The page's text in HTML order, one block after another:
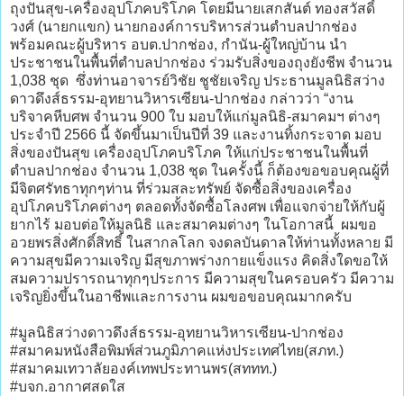
ถุงปันสุข-เครื่องอุปโภคบริโภค โดยมีนายเสกสันต์ ทองสวัสดิ์
วงศ์ (นายกแขก) นายกองค์การบริหารส่วนตำบลปากช่อง
พร้อมคณะผู้บริหาร อบต.ปากช่อง, กำนัน-ผู้ใหญ่บ้าน นำ
ประชาชนในพื้นที่ตำบลปากช่อง ร่วมรับสิ่งของถุงยังชีพ จำนวน
1,038 ชุด ซึ่งท่านอาจารย์วิชัย ชูชัยเจริญ ประธานมูลนิธิสว่าง
ดาวดึงส์ธรรม-อุทยานวิหารเซียน-ปากช่อง กล่าวว่า “งาน
บริจาคหีบศพ จำนวน 900 ใบ มอบให้แก่มูลนิธิ-สมาคมฯ ต่างๆ
ประจำปี 2566 นี้ จัดขึ้นมาเป็นปีที่ 39 และงานทิ้งกระจาด มอบ
สิ่งของปันสุข เครื่องอุปโภคบริโภค ให้แก่ประชาชนในพื้นที่
ตำบลปากช่อง จำนวน 1,038 ชุด ในครั้งนี้ ก็ต้องขอขอบคุณผู้ที่
มีจิตศรัทธาทุกๆท่าน ที่ร่วมสละทรัพย์ จัดซื้อสิ่งของเครื่อง
อุปโภคบริโภคต่างๆ ตลอดทั้งจัดซื้อโลงศพ เพื่อแจกจ่ายให้กับผู้
ยากไร้ มอบต่อให้มูลนิธิ และสมาคมต่างๆ ในโอกาสนี้ ผมขอ
อวยพรสิ่งศักดิ์สิทธิ์ ในสากลโลก จงดลบันดาลให้ท่านทั้งหลาย มี
ความสุขมีความเจริญ มีสุขภาพร่างกายแข็งแรง คิดสิ่งใดขอให้
สมความปรารถนาทุกๆประการ มีความสุขในครอบครัว มีความ
เจริญยิ่งขึ้นในอาชีพและการงาน ผมขอขอบคุณมากครับ
#มูลนิธิสว่างดาวดึงส์ธรรม-อุทยานวิหารเซียน-ปากช่อง
#สมาคมหนังสือพิมพ์ส่วนภูมิภาคแห่งประเทศไทย(สภท.)
#สมาคมเทวาลัยองค์เทพประทานพร(สททท.)
#บจก.อากาศสดใส